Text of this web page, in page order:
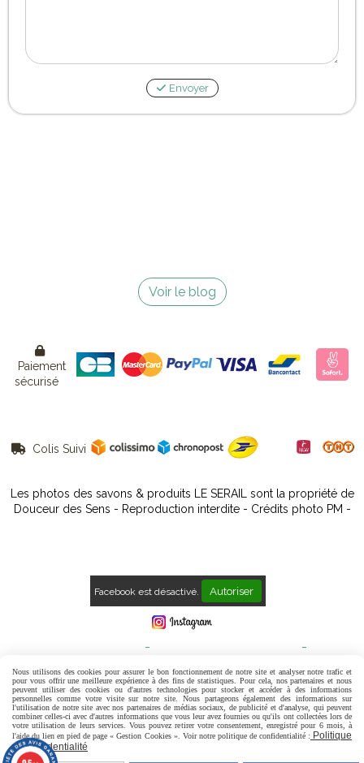
Envoyer
Voir le blog

Paiement
sécurisé
 Colis Suivi
Les photos des savons & produits LE SERAIL sont la propriété de
Douceur des Sens - Reproduction interdite - Crédits photo PM -
Facebook est désactivé. Autoriser
Politique de confidentialité Gestion cookies Mon Compte
Contact Avis Clients
Nous utilisons des cookies pour assurer le bon fonctionnement de notre site et analyser notre trafic et
pour vous offrir une meilleure expérience à des fins de statistiques. Pour cela, nos partenaires et nous
peuvent utiliser des cookies ou d'autres technologies pour stocker et accéder à des informations
personnelles comme votre visite sur notre site. Nous partageons également des informations sur
l'utilisation de notre site avec nos partenaires de médias sociaux, de publicité et d'analyse, qui peuvent
combiner celles-ci avec d'autres informations que vous leur avez fournies ou qu'ils ont collectées lors de
votre utilisation de leurs services. Vous pouvez retirer votre consentement, enregistré pour 6 mois, à
l'aide du lien en pied de page « Gestion Cookies ». Voir notre politique de confidentialité : Politique
de confidentialité